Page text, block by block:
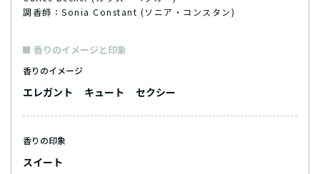
調香師：Sonia Constant (ソニア・コンスタン)
香りのイメージと印象
香りのイメージ
エレガント キュート セクシー
香りの印象
スイート